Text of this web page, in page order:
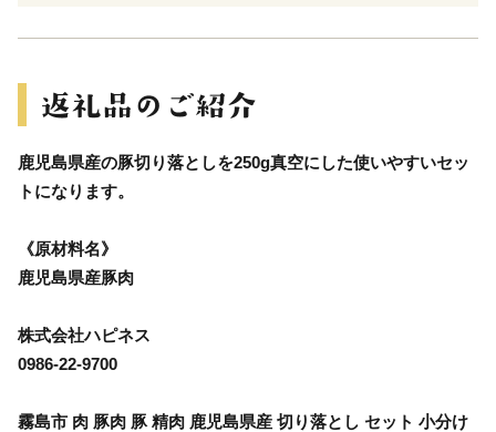
鹿児島県産の豚切り落としを250g真空にした使いやすいセッ
トになります。
《原材料名》
鹿児島県産豚肉
株式会社ハピネス
0986-22-9700
霧島市 肉 豚肉 豚 精肉 鹿児島県産 切り落とし セット 小分け